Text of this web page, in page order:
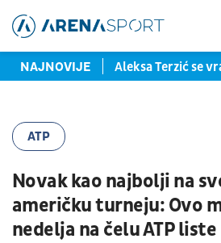
NAJNOVIJE
od Španije Aleksa Terzić se
ATP
Novak kao najbolji na
američku turneju: Ovo
nedelja na čelu ATP liste